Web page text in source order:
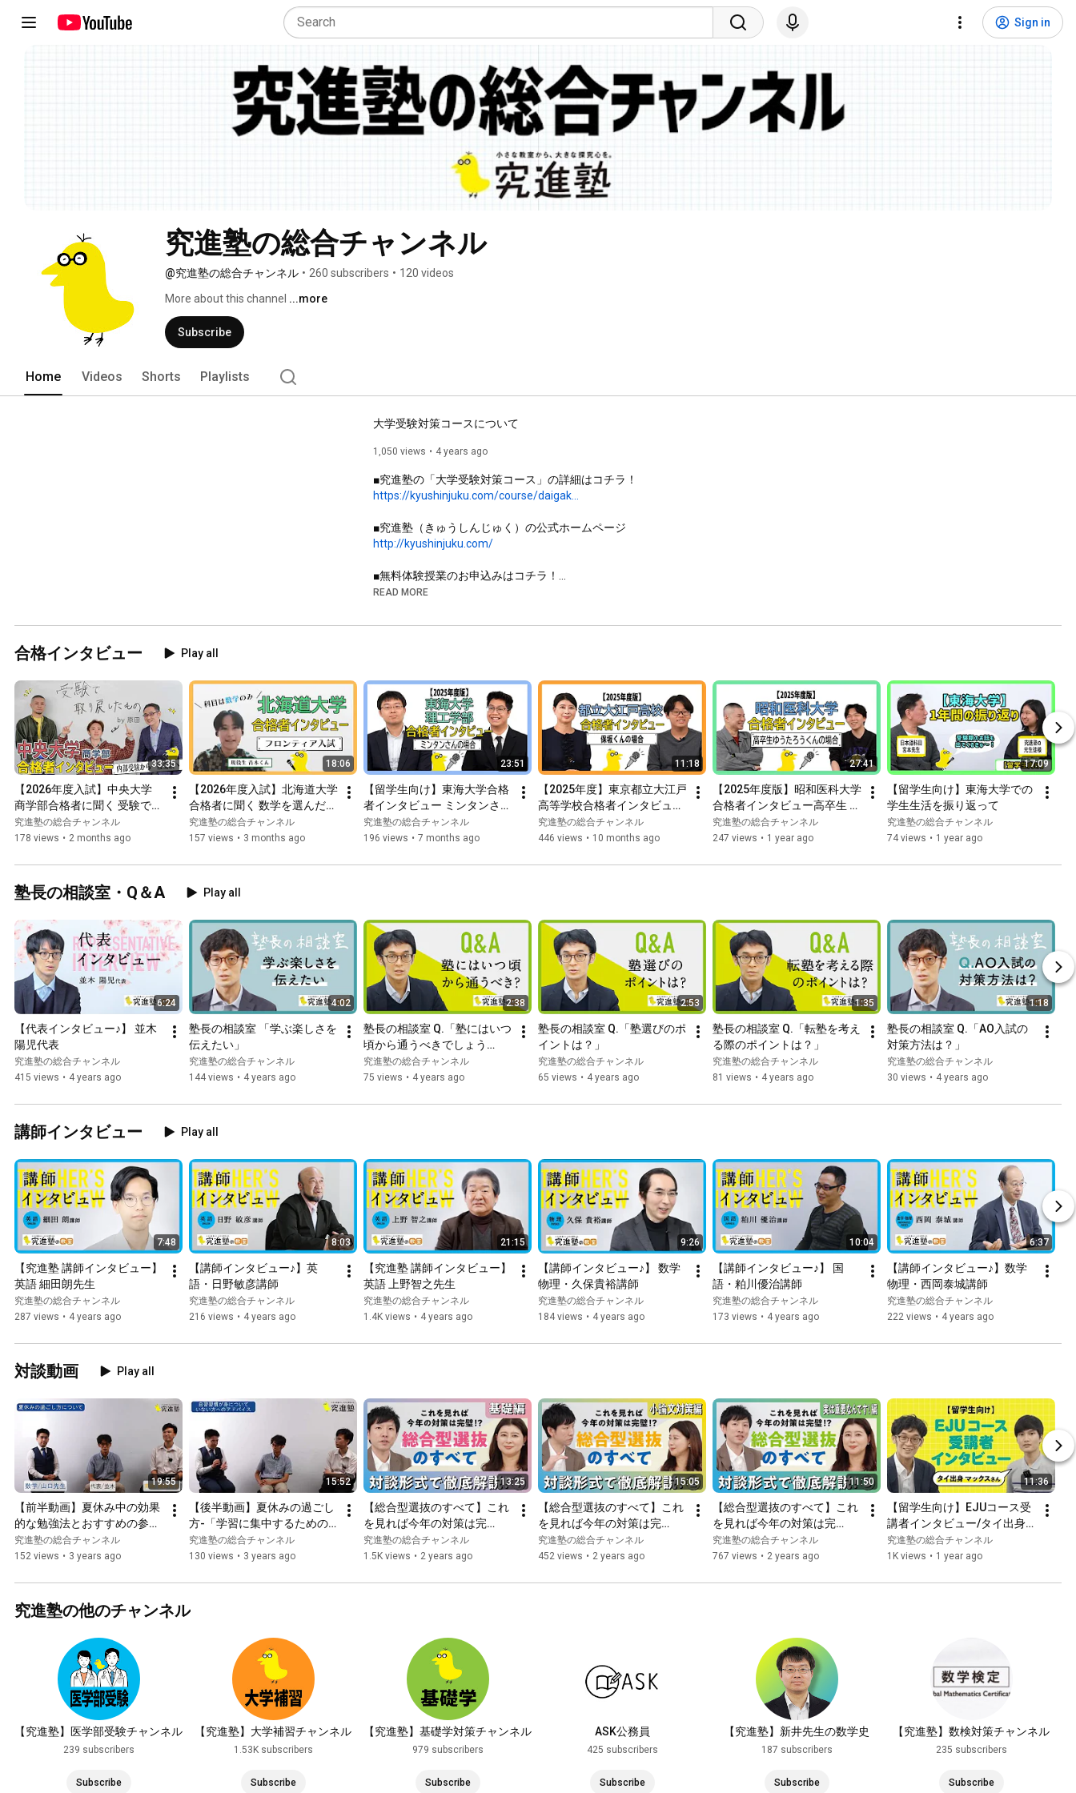
Sign in
究進塾の総合チャンネル
@究進塾の総合チャンネル • 260 subscribers • 120 videos
More about this channel ...more
Subscribe
Home Videos Shorts Playlists
大学受験対策コースについて
1,050 views 4 years ago
https://kyushinjuku.com/course/daigak...
http://kyushinjuku.com/
https://kyushinjuku.com/form/
池袋にある個別指導塾「究進塾（きゅうしんじゅく）」です。
今回は「大学受験対策コース」について塾長・並木からご説明
します！
READ MORE
合格インタビュー Play all
33:35
【2026年度入試】中央大学
商学部合格者に聞く 受験で取
り戻したもの
究進塾の総合チャンネル
178 views • 2 months ago
18:06
【2026年度入試】北海道大学
合格者に聞く 数学を選んだ理
由
究進塾の総合チャンネル
157 views • 3 months ago
23:51
【留学生向け】東海大学合格
者インタビュー ミンタンさん
の場合
究進塾の総合チャンネル
196 views • 7 months ago
11:18
【2025年度】東京都立大江戸
高等学校合格者インタビュー
保坂くんの場合
究進塾の総合チャンネル
446 views • 10 months ago
27:41
【2025年度版】昭和医科大学
合格者インタビュー高卒生 ゆ
うたろうくんの場合
究進塾の総合チャンネル
247 views • 1 year ago
17:09
【留学生向け】東海大学での
学生生活を振り返って
究進塾の総合チャンネル
74 views • 1 year ago
塾長の相談室・Q＆A Play all
6:24
【代表インタビュー♪】 並木
陽児代表
究進塾の総合チャンネル
415 views • 4 years ago
4:02
塾長の相談室 「学ぶ楽しさを
伝えたい」
究進塾の総合チャンネル
144 views • 4 years ago
2:38
塾長の相談室 Q.「塾にはいつ
頃から通うべきでしょう
か？」
究進塾の総合チャンネル
75 views • 4 years ago
2:53
塾長の相談室 Q.「塾選びのポ
イントは？」
究進塾の総合チャンネル
65 views • 4 years ago
1:35
塾長の相談室 Q.「転塾を考え
る際のポイントは？」
究進塾の総合チャンネル
81 views • 4 years ago
1:18
塾長の相談室 Q.「AO入試の
対策方法は？」
究進塾の総合チャンネル
30 views • 4 years ago
講師インタビュー Play all
7:48
【究進塾 講師インタビュー】
英語 細田朗先生
究進塾の総合チャンネル
287 views • 4 years ago
8:03
【講師インタビュー♪】英
語・日野敏彦講師
究進塾の総合チャンネル
216 views • 4 years ago
21:15
【究進塾 講師インタビュー】
英語 上野智之先生
究進塾の総合チャンネル
1.4K views • 4 years ago
9:26
【講師インタビュー♪】 数学
物理・久保貴裕講師
究進塾の総合チャンネル
184 views • 4 years ago
10:04
【講師インタビュー♪】 国
語・粕川優治講師
究進塾の総合チャンネル
173 views • 4 years ago
6:37
【講師インタビュー♪】数学
物理・西岡泰城講師
究進塾の総合チャンネル
222 views • 4 years ago
対談動画 Play all
19:55
【前半動画】夏休み中の効果
的な勉強法とおすすめの参考
書について
究進塾の総合チャンネル
152 views • 3 years ago
15:52
【後半動画】夏休みの過ごし
方-「学習に集中するための
環境づくりが重要」
究進塾の総合チャンネル
130 views • 3 years ago
13:25
【総合型選抜のすべて】これ
を見れば今年の対策は完
璧！？対談形式で徹底解説！
①～基礎編～
究進塾の総合チャンネル
1.5K views • 2 years ago
15:05
【総合型選抜のすべて】これ
を見れば今年の対策は完
璧！？対談形式で徹底解説！
②～小論文対策編～
究進塾の総合チャンネル
452 views • 2 years ago
11:50
【総合型選抜のすべて】これ
を見れば今年の対策は完
璧！？対談形式で徹底解説！
③～実は重要なんです！編～
究進塾の総合チャンネル
767 views • 2 years ago
11:36
【留学生向け】EJUコース受
講者インタビュー/タイ出身
マックスさん
究進塾の総合チャンネル
1K views • 1 year ago
究進塾の他のチャンネル
【究進塾】医学部受験チャンネル
239 subscribers
Subscribe
【究進塾】大学補習チャンネル
1.53K subscribers
Subscribe
【究進塾】基礎学対策チャンネル
979 subscribers
Subscribe
ASK公務員
425 subscribers
Subscribe
【究進塾】新井先生の数学史
187 subscribers
Subscribe
【究進塾】数検対策チャンネル
235 subscribers
Subscribe